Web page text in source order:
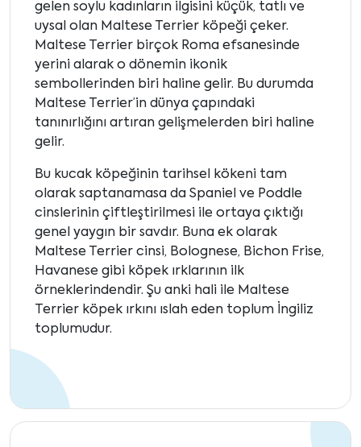
gelen soylu kadınların ilgisini küçük, tatlı ve
uysal olan Maltese Terrier köpeği çeker.
Maltese Terrier birçok Roma efsanesinde
yerini alarak o dönemin ikonik
sembollerinden biri haline gelir. Bu durumda
Maltese Terrier’in dünya çapındaki
tanınırlığını artıran gelişmelerden biri haline
gelir.
Bu kucak köpeğinin tarihsel kökeni tam
olarak saptanamasa da Spaniel ve Poddle
cinslerinin çiftleştirilmesi ile ortaya çıktığı
genel yaygın bir savdır. Buna ek olarak
Maltese Terrier cinsi, Bolognese, Bichon Frise,
Havanese gibi köpek ırklarının ilk
örneklerindendir. Şu anki hali ile Maltese
Terrier köpek ırkını ıslah eden toplum İngiliz
toplumudur.